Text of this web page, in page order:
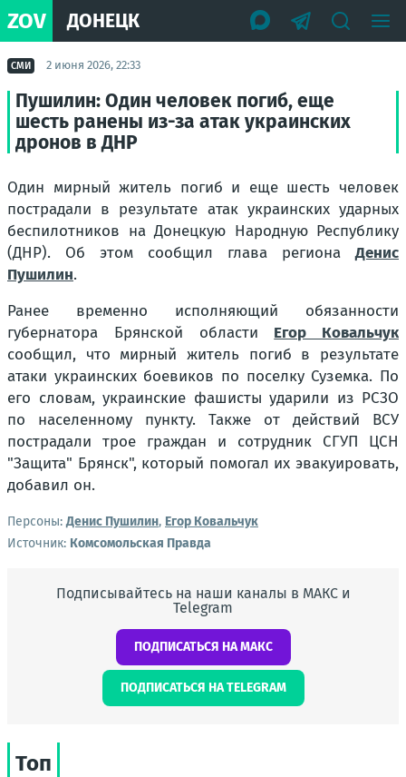
ZOV ДОНЕЦК
СМИ 2 июня 2026, 22:33
Пушилин: Один человек погиб, еще
шесть ранены из-за атак украинских
дронов в ДНР
Один мирный житель погиб и еще шесть человек
пострадали в результате атак украинских ударных
беспилотников на Донецкую Народную Республику
(ДНР). Об этом сообщил глава регионаДенис
Пушилин.
Ранее временно исполняющий обязанности
губернатора Брянской области Егор Ковальчук
сообщил, что мирный житель погиб в результате
атаки украинских боевиков по поселку Суземка. По
его словам, украинские фашисты ударили из РСЗО
по населенному пункту. Также от действий ВСУ
пострадали трое граждан и сотрудник СГУП ЦСН
"Защита" Брянск", который помогал их эвакуировать,
добавил он.
Персоны: Денис Пушилин, Егор Ковальчук
Источник: Комсомольская Правда
Подписывайтесь на наши каналы в МАКС и
Telegram
ПОДПИСАТЬСЯ НА МАКС
ПОДПИСАТЬСЯ НА TELEGRAM
Топ